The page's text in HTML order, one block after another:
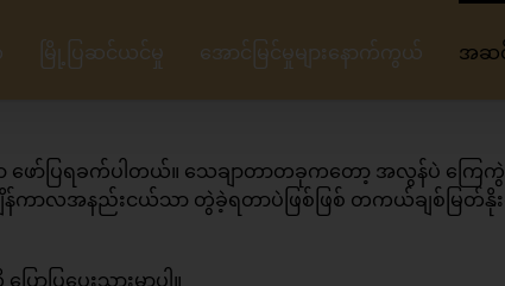
မြို့ပြဆင်ယင်မှု အောင်မြင်မှုများနောက်ကွယ် အဆ
ဖော်ပြရခက်ပါတယ်။ သေချာတာတခုကတော့ အလွန်ပဲ ကြေကွဲ
ျိန်ကာလအနည်းငယ်သာ တွဲခဲ့ရတာပဲဖြစ်ဖြစ် တကယ်ချစ်မြတ်
ြပေးသွားမှာပါ။